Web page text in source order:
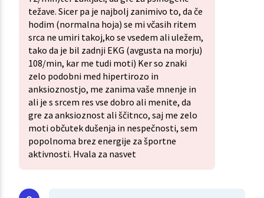
težave. Sicer pa je najbolj zanimivo to, da če
hodim (normalna hoja) se mi včasih ritem
srca ne umiri takoj,ko se vsedem ali uležem,
tako da je bil zadnji EKG (avgusta na morju)
108/min, kar me tudi moti) Ker so znaki
zelo podobni med hipertirozo in
anksioznostjo, me zanima vaše mnenje in
ali je s srcem res vse dobro ali menite, da
gre za anksioznost ali ščitnco, saj me zelo
moti občutek dušenja in nespečnosti, sem
popolnoma brez energije za športne
aktivnosti. Hvala za nasvet